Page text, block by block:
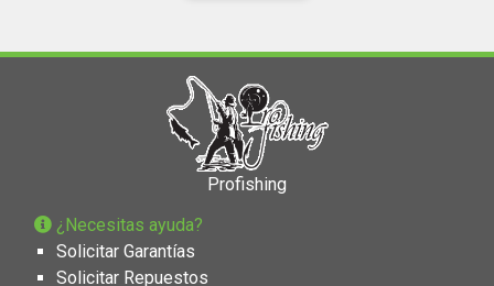
Profishing
¿Necesitas ayuda?
Solicitar Garantías
Solicitar Repuestos